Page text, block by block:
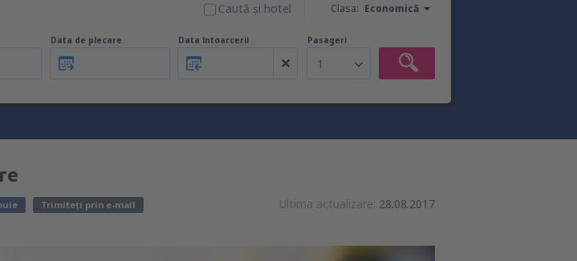
Clasa: Economică
Caută şi hotel
Data de plecare Data întoarcerii Pasageri
1
Trimiteți prin e-mail Ultima actualizare: 28.08.2017